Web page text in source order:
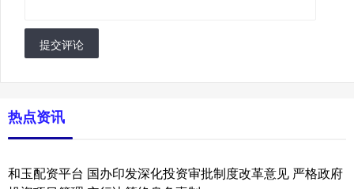
提交评论
热点资讯
和玉配资平台 国办印发深化投资审批制度改革意见 严格政府